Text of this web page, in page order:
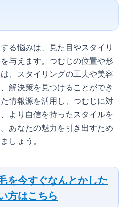
る悩みは、見た目やスタイリ
与えます。つむじの位置や形
、スタイリングの工夫や美容
解決策を見つけることができ
情報源を活用し、つむじに対
より自信を持ったスタイルを
あなたの魅力を引き出すため
しょう。
を今すぐなんとかした
方はこちら